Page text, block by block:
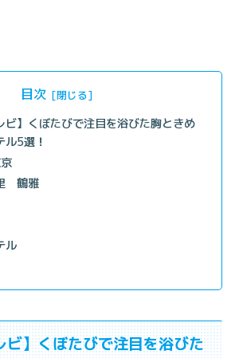
目次
ビ】くぼたびで注目を浴びた胸ときめ
ル5選！
鶴雅
ル
ビ】くぼたびで注目を浴びた